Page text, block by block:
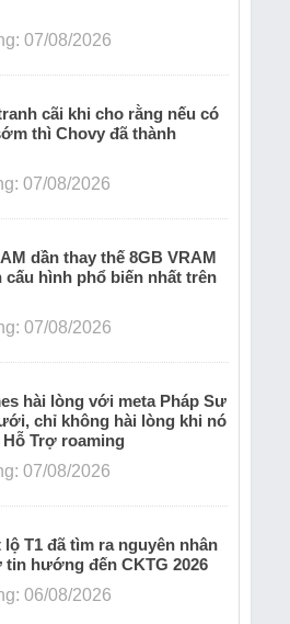
07/08/2026
cãi khi cho rằng nếu có
thì Chovy đã thành
07/08/2026
dần thay thế 8GB VRAM
hình phổ biến nhất trên
07/08/2026
hài lòng với meta Pháp Sư
chỉ không hài lòng khi nó
Hỗ Trợ roaming
07/08/2026
lộ T1 đã tìm ra nguyên nhân
tin hướng đến CKTG 2026
06/08/2026